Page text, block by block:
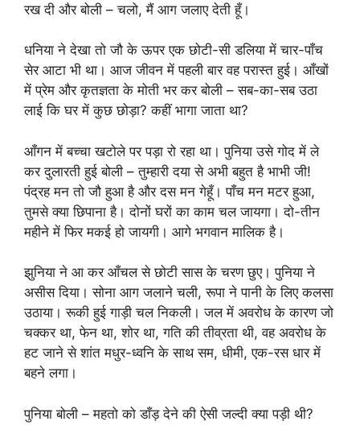
रख दी और बोली – चलो, मैं आग जलाए देती हूँ।
धनिया ने देखा तो जौ के ऊपर एक छोटी-सी डलिया में चार-पाँच
सेर आटा भी था। आज जीवन में पहली बार वह परास्त हुई। आँखों
में प्रेम और कृतज्ञता के मोती भर कर बोली – सब-का-सब उठा
लाई कि घर में कुछ छोड़ा? कहीं भागा जाता था?
आँगन में बच्चा खटोले पर पड़ा रो रहा था। पुनिया उसे गोद में ले
कर दुलारती हुई बोली – तुम्हारी दया से अभी बहुत है भाभी जी!
पंद्रह मन तो जौ हुआ है और दस मन गेहूँ। पाँच मन मटर हुआ,
तुमसे क्या छिपाना है। दोनों घरों का काम चल जायगा। दो-तीन
महीने में फिर मकई हो जायगी। आगे भगवान मालिक है।
झुनिया ने आ कर आँचल से छोटी सास के चरण छुए। पुनिया ने
असीस दिया। सोना आग जलाने चली, रूपा ने पानी के लिए कलसा
उठाया। रूकी हुई गाड़ी चल निकली। जल में अवरोध के कारण जो
चक्कर था, फेन था, शोर था, गति की तीव्रता थी, वह अवरोध के
हट जाने से शांत मधुर-ध्वनि के साथ सम, धीमी, एक-रस धार में
बहने लगा।
पुनिया बोली – महतो को डाँड़ देने की ऐसी जल्दी क्या पड़ी थी?